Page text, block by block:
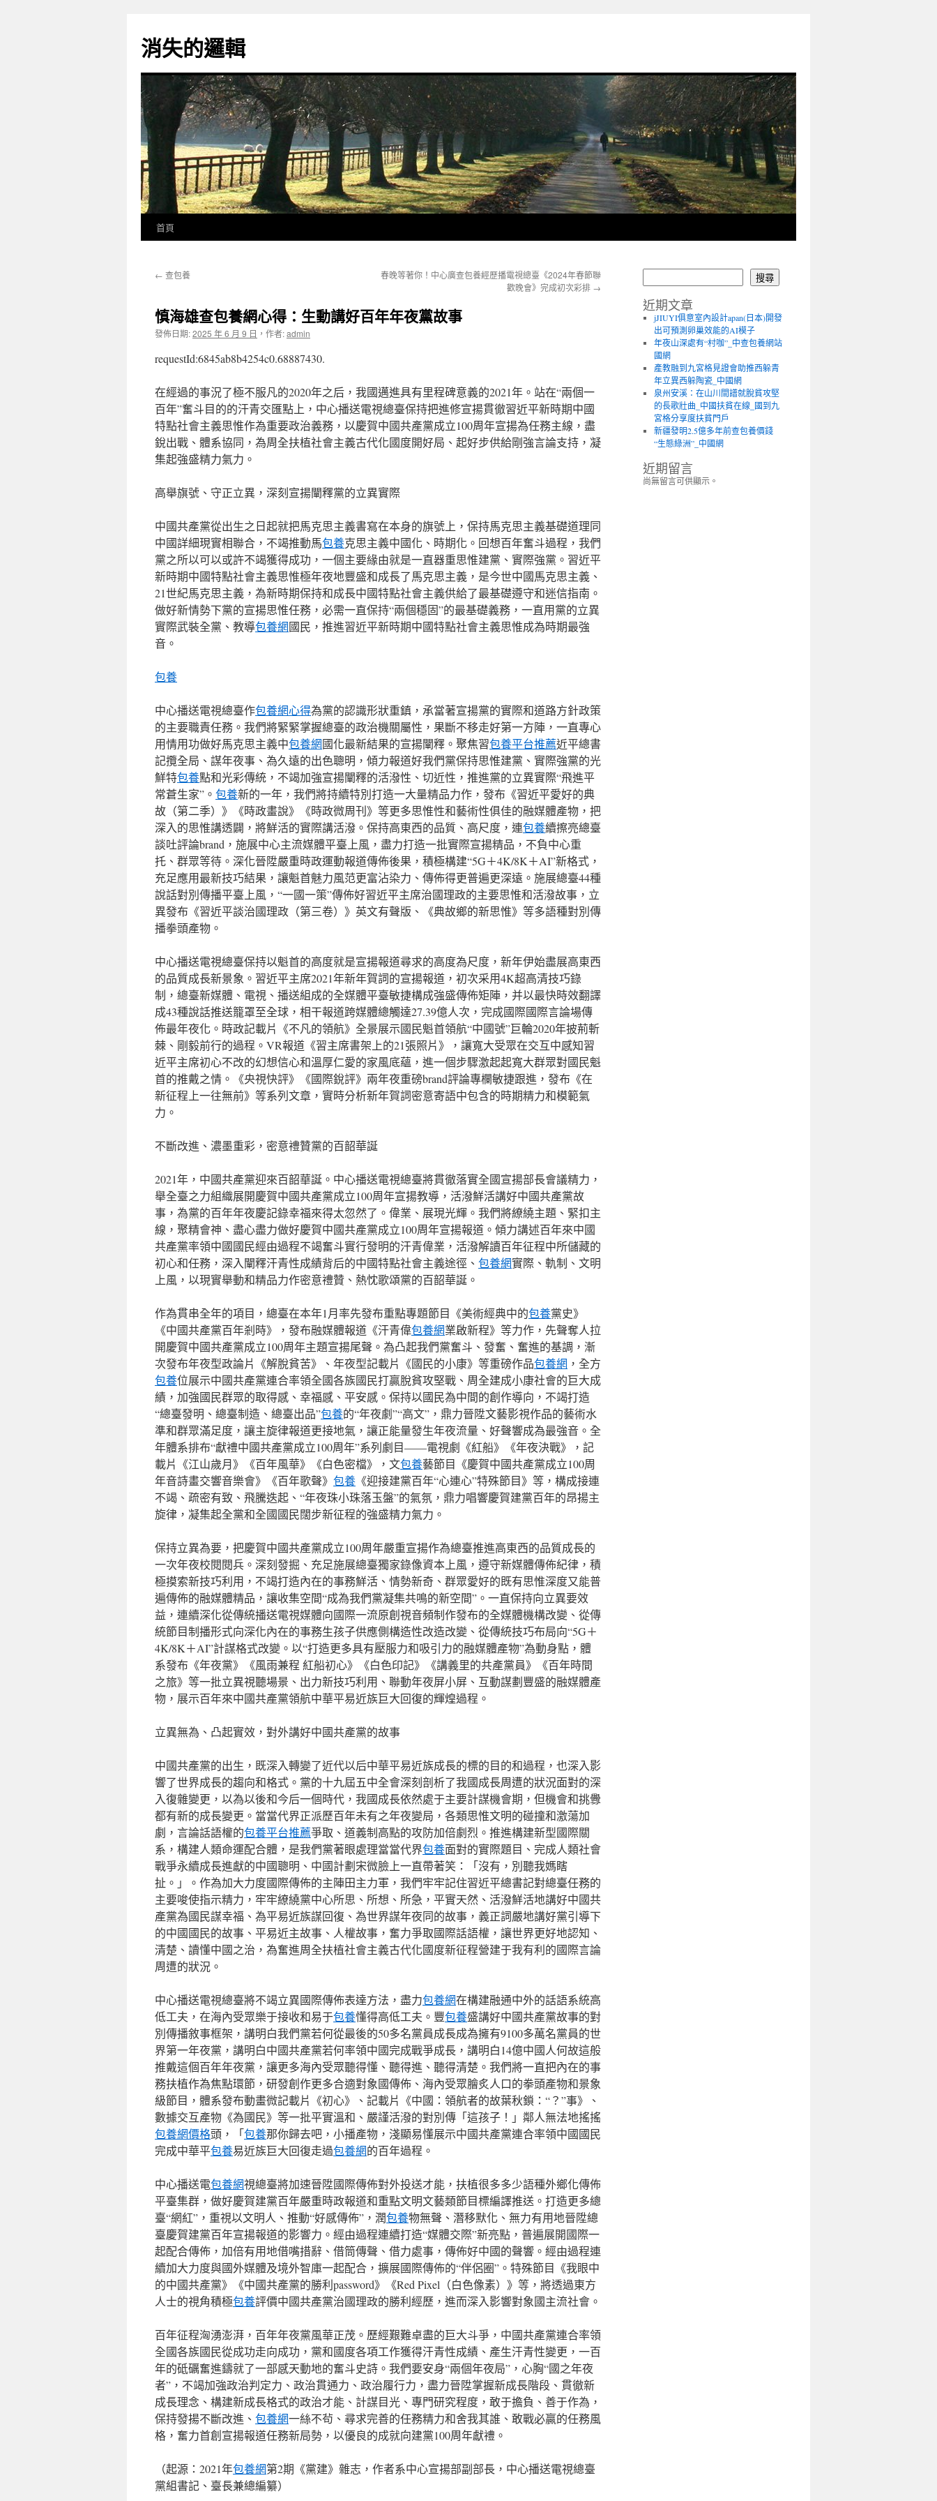
主
要
消失的邏輯
首頁
← 查包養
春晚等著你！中心廣查包養經歷播電視總臺《2024年春節聯
歡晚會》完成初次彩排 →
慎海雄查包養網心得：生動講好百年年夜黨故事
發佈日期:2025 年 6 月 9 日 ， 作者:admin
requestId:6845ab8b4254c0.68887430.
在經過的事況了極不服凡的2020年之后，我國邁進具有里程碑意義的2021年。站在“兩個一
百年”奮斗目的的汗青交匯點上，中心播送電視總臺保持把進修宣揚貫徹習近平新時期中國
特點社會主義思惟作為重要政治義務，以慶賀中國共產黨成立100周年宣揚為任務主線，盡
銳出戰、體系協同，為周全扶植社會主義古代化國度開好局、起好步供給剛強言論支持，凝
集起強盛精力氣力。
高舉旗號、守正立異，深刻宣揚闡釋黨的立異實際
中國共產黨從出生之日起就把馬克思主義書寫在本身的旗號上，保持馬克思主義基礎道理同
中國詳細現實相聯合，不竭推動馬包養克思主義中國化、時期化。回想百年奮斗過程，我們
黨之所以可以或許不竭獲得成功，一個主要緣由就是一直器重思惟建黨、實際強黨。習近平
新時期中國特點社會主義思惟極年夜地豐盛和成長了馬克思主義，是今世中國馬克思主義、
21世紀馬克思主義，為新時期保持和成長中國特點社會主義供給了最基礎遵守和迷信指南。
做好新情勢下黨的宣揚思惟任務，必需一直保持“兩個穩固”的最基礎義務，一直用黨的立異
實際武裝全黨、教導包養網國民，推進習近平新時期中國特點社會主義思惟成為時期最強
音。
包養
中心播送電視總臺作包養網心得為黨的認識形狀重鎮，承當著宣揚黨的實際和道路方針政策
的主要職責任務。我們將緊緊掌握總臺的政治機關屬性，果斷不移走好第一方陣，一直專心
用情用功做好馬克思主義中包養網國化最新結果的宣揚闡釋。聚焦習包養平台推薦近平總書
記攬全局、謀年夜事、為久遠的出色聰明，傾力報道好我們黨保持思惟建黨、實際強黨的光
鮮特包養點和光彩傳統，不竭加強宣揚闡釋的活潑性、切近性，推進黨的立異實際“飛進平
常蒼生家”。 包養新的一年，我們將持續特別打造一大量精品力作，發布《習近平愛好的典
故（第二季）》《時政畫說》《時政微周刊》等更多思惟性和藝術性俱佳的融媒體產物，把
深入的思惟講透闢，將鮮活的實際講活潑。保持高東西的品質、高尺度，連包養續擦亮總臺
談吐評論brand，施展中心主流媒體平臺上風，盡力打造一批實際宣揚精品，不負中心重
托、群眾等待。深化晉陞嚴重時政運動報道傳佈後果，積極構建“5G＋4K/8K＋AI”新格式，
充足應用最新技巧結果，讓魁首魅力風范更富沾染力、傳佈得更普遍更深遠。施展總臺44種
說話對別傳播平臺上風，“一國一策”傳佈好習近平主席治國理政的主要思惟和活潑故事，立
異發布《習近平談治國理政（第三卷）》英文有聲版、《典故鄉的新思惟》等多語種對別傳
播拳頭產物。
中心播送電視總臺保持以魁首的高度就是宣揚報道尋求的高度為尺度，新年伊始盡展高東西
的品質成長新景象。習近平主席2021年新年賀詞的宣揚報道，初次采用4K超高清技巧錄
制，總臺新媒體、電視、播送組成的全媒體平臺敏捷構成強盛傳佈矩陣，并以最快時效翻譯
成43種說話推送籠罩至全球，相干報道跨媒體總觸達27.39億人次，完成國際國際言論場傳
佈最年夜化。時政記載片《不凡的領航》全景展示國民魁首領航“中國號”巨輪2020年披荊斬
棘、剛毅前行的過程。VR報道《習主席書架上的21張照片》，讓寬大受眾在交互中感知習
近平主席初心不改的幻想信心和溫厚仁愛的家風底蘊，進一個步驟激起起寬大群眾對國民魁
首的推戴之情。《央視快評》《國際銳評》兩年夜重磅brand評論專欄敏捷跟進，發布《在
新征程上一往無前》等系列文章，實時分析新年賀詞密意寄語中包含的時期精力和模範氣
力。
不斷改進、濃墨重彩，密意禮贊黨的百韶華誕
2021年，中國共產黨迎來百韶華誕。中心播送電視總臺將貫徹落實全國宣揚部長會議精力，
舉全臺之力組織展開慶賀中國共產黨成立100周年宣揚教導，活潑鮮活講好中國共產黨故
事，為黨的百年年夜慶記錄幸福來得太忽然了。偉業、展現光輝。我們將繚繞主題、緊扣主
線，聚精會神、盡心盡力做好慶賀中國共產黨成立100周年宣揚報道。傾力講述百年來中國
共產黨率領中國國民經由過程不竭奮斗實行發明的汗青偉業，活潑解讀百年征程中所儲藏的
初心和任務，深入闡釋汗青性成績背后的中國特點社會主義途徑、 包養網實際、軌制、文明
上風，以現實舉動和精品力作密意禮贊、熱忱歌頌黨的百韶華誕。
作為貫串全年的項目，總臺在本年1月率先發布重點專題節目《美術經典中的包養黨史》
《中國共產黨百年剎時》，發布融媒體報道《汗青偉包養網業啟新程》等力作，先聲奪人拉
開慶賀中國共產黨成立100周年主題宣揚尾聲。為凸起我們黨奮斗、發奮、奮進的基調，漸
次發布年夜型政論片《解脫貧苦》、年夜型記載片《國民的小康》等重磅作品包養網 ，全方
包養位展示中國共產黨連合率領全國各族國民打贏脫貧攻堅戰、周全建成小康社會的巨大成
績，加強國民群眾的取得感、幸福感、平安感。保持以國民為中間的創作導向，不竭打造
“總臺發明、總臺制造、總臺出品”包養的“年夜劇”“高文”，鼎力晉陞文藝影視作品的藝術水
準和群眾滿足度，讓主旋律報道更接地氣，讓正能量發生年夜流量、好聲響成為最強音。全
年體系排布“獻禮中國共產黨成立100周年”系列劇目——電視劇《紅船》《年夜決戰》，記
載片《江山歲月》《百年風華》《白色密檔》，文包養藝節目《慶賀中國共產黨成立100周
年音詩畫交響音樂會》《百年歌聲》 包養 《迎接建黨百年“心連心”特殊節目》等，構成接連
不竭、疏密有致、飛騰迭起、“年夜珠小珠落玉盤”的氣氛，鼎力唱響慶賀建黨百年的昂揚主
旋律，凝集起全黨和全國國民闊步新征程的強盛精力氣力。
保持立異為要，把慶賀中國共產黨成立100周年嚴重宣揚作為總臺推進高東西的品質成長的
一次年夜校閱閱兵。深刻發掘、充足施展總臺獨家錄像資本上風，遵守新媒體傳佈紀律，積
極摸索新技巧利用，不竭打造內在的事務鮮活、情勢新奇、群眾愛好的既有思惟深度又能普
遍傳佈的融媒體精品，讓收集空間“成為我們黨凝集共鳴的新空間”。一直保持向立異要效
益，連續深化從傳統播送電視媒體向國際一流原創視音頻制作發布的全媒體機構改變、從傳
統節目制播形式向深化內在的事務生孩子供應側構造性改造改變、從傳統技巧布局向“5G＋
4K/8K＋AI”計謀格式改變。以“打造更多具有壓服力和吸引力的融媒體產物”為動身點，體
系發布《年夜黨》《風雨兼程 紅船初心》《白色印記》《講義里的共產黨員》《百年時間
之旅》等一批立異視聽場景、出力新技巧利用、聯動年夜屏小屏、互動謀劃豐盛的融媒體產
物，展示百年來中國共產黨領航中華平易近族巨大回復的輝煌過程。
立異無為、凸起實效，對外講好中國共產黨的故事
中國共產黨的出生，既深入轉變了近代以后中華平易近族成長的標的目的和過程，也深入影
響了世界成長的趨向和格式。黨的十九屆五中全會深刻剖析了我國成長周遭的狀況面對的深
入復雜變更，以為以後和今后一個時代，我國成長依然處于主要計謀機會期，但機會和挑釁
都有新的成長變更。當當代界正派歷百年未有之年夜變局，各類思惟文明的碰撞和激蕩加
劇，言論話語權的包養平台推薦爭取、道義制高點的攻防加倍劇烈。推進構建新型國際關
系，構建人類命運配合體，是我們黨著眼處理當當代界包養面對的實際題目、完成人類社會
戰爭永續成長進獻的中國聰明、中國計劃宋微臉上一直帶著笑：「沒有，別聽我媽瞎
扯。」。作為加大力度國際傳佈的主陣田主力軍，我們牢牢記住習近平總書記對總臺任務的
主要唆使指示精力，牢牢繚繞黨中心所思、所想、所急，平實天然、活潑鮮活地講好中國共
產黨為國民謀幸福、為平易近族謀回復、為世界謀年夜同的故事，義正詞嚴地講好黨引導下
的中國國民的故事、平易近主故事、人權故事，奮力爭取國際話語權，讓世界更好地認知、
清楚、讀懂中國之治，為奮進周全扶植社會主義古代化國度新征程營建于我有利的國際言論
周遭的狀況。
中心播送電視總臺將不竭立異國際傳佈表達方法，盡力包養網在構建融通中外的話語系統高
低工夫，在海內受眾樂于接收和易于包養懂得高低工夫。豐包養盛講好中國共產黨故事的對
別傳播敘事框架，講明白我們黨若何從最後的50多名黨員成長成為擁有9100多萬名黨員的世
界第一年夜黨，講明白中國共產黨若何率領中國完成戰爭成長，講明白14億中國人何故這般
推戴這個百年年夜黨，讓更多海內受眾聽得懂、聽得進、聽得清楚。我們將一直把內在的事
務扶植作為焦點環節，研發創作更多合適對象國傳佈、海內受眾膾炙人口的拳頭產物和景象
級節目，體系發布動畫微記載片《初心》、記載片《中國：領航者的故葉秋鎖：“？”事》、
數據交互產物《為國民》等一批平實溫和、嚴謹活潑的對別傳「這孩子！」鄰人無法地搖搖
包養網價格頭，「包養那你歸去吧，小播產物，淺顯易懂展示中國共產黨連合率領中國國民
完成中華平包養易近族巨大回復走過包養網的百年過程。
中心播送電包養網視總臺將加速晉陞國際傳佈對外投送才能，扶植很多多少語種外鄉化傳佈
平臺集群，做好慶賀建黨百年嚴重時政報道和重點文明文藝類節目標編譯推送。打造更多總
臺“網紅”，重視以文明人、推動“好感傳佈”，潤包養物無聲、潛移默化、無力有用地晉陞總
臺慶賀建黨百年宣揚報道的影響力。經由過程連續打造“媒體交際”新亮點，普遍展開國際一
起配合傳佈，加倍有用地借嘴措辭、借筒傳聲、借力處事，傳佈好中國的聲響。經由過程連
續加大力度與國外媒體及境外智庫一起配合，擴展國際傳佈的“伴侶圈”。特殊節目《我眼中
的中國共產黨》《中國共產黨的勝利password》《Red Pixel（白色像素）》等，將透過東方
人士的視角積極包養評價中國共產黨治國理政的勝利經歷，進而深入影響對象國主流社會。
百年征程洶湧澎湃，百年年夜黨風華正茂。歷經艱難卓盡的巨大斗爭，中國共產黨連合率領
全國各族國民從成功走向成功，黨和國度各項工作獲得汗青性成績、產生汗青性變更，一百
年的砥礪奮進鑄就了一部感天動地的奮斗史詩。我們要安身“兩個年夜局”，心胸“國之年夜
者”，不竭加強政治判定力、政治貫通力、政治履行力，盡力晉陞掌握新成長階段、貫徹新
成長理念、構建新成長格式的政治才能、計謀目光、專門研究程度，敢于擔負、善于作為，
保持發揚不斷改進、 包養網一絲不茍、尋求完善的任務精力和舍我其誰、敢戰必贏的任務風
格，奮力首創宣揚報道任務新局勢，以優良的成就向建黨100周年獻禮。
（起源：2021年包養網第2期《黨建》雜志，作者系中心宣揚部副部長，中心播送電視總臺
黨組書記、臺長兼總編纂）
搜尋
近期文章
jJIUYI俱意室內設計apan(日本)開發
出可預測卵巢效能的AI模子
年夜山深處有“村咖”_中查包養網站
國網
產教融到九宮格見證會助推西躲青
年立異西躲陶瓷_中國網
泉州安溪：在山川間譜就脫貧攻堅
的長歌壯曲_中國扶貧在線_國到九
宮格分享度扶貧門戶
新疆發明2.5億多年前查包養價錢
“生態綠洲”_中國網
近期留言
尚無留言可供顯示。